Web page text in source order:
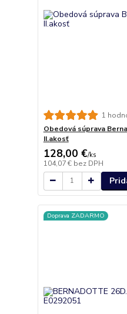
1
Obedová súprava
II.akosť
128,00 €/ks
104,07 € bez DPH
Doprava ZADARMO